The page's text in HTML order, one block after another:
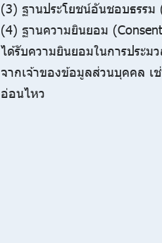
(3) ฐานประโยชน์อันชอบธรรม
(4) ฐานความยินยอม
ได้รับความยินยอมในการประ
จากเจ้าของข้อมูลส่วนบุคคล
อ่อนไหว